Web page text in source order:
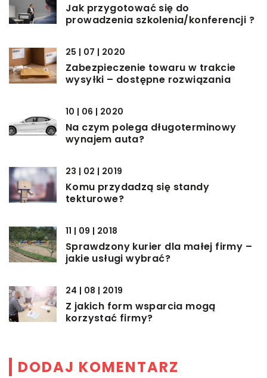
Jak przygotować się do
prowadzenia szkolenia/konferencji ?
25 | 07 | 2020
Zabezpieczenie towaru w trakcie
wysyłki – dostępne rozwiązania
10 | 06 | 2020
Na czym polega długoterminowy
wynajem auta?
23 | 02 | 2019
Komu przydadzą się standy
tekturowe?
11 | 09 | 2018
Sprawdzony kurier dla małej firmy –
jakie usługi wybrać?
24 | 08 | 2019
Z jakich form wsparcia mogą
korzystać firmy?
DODAJ KOMENTARZ